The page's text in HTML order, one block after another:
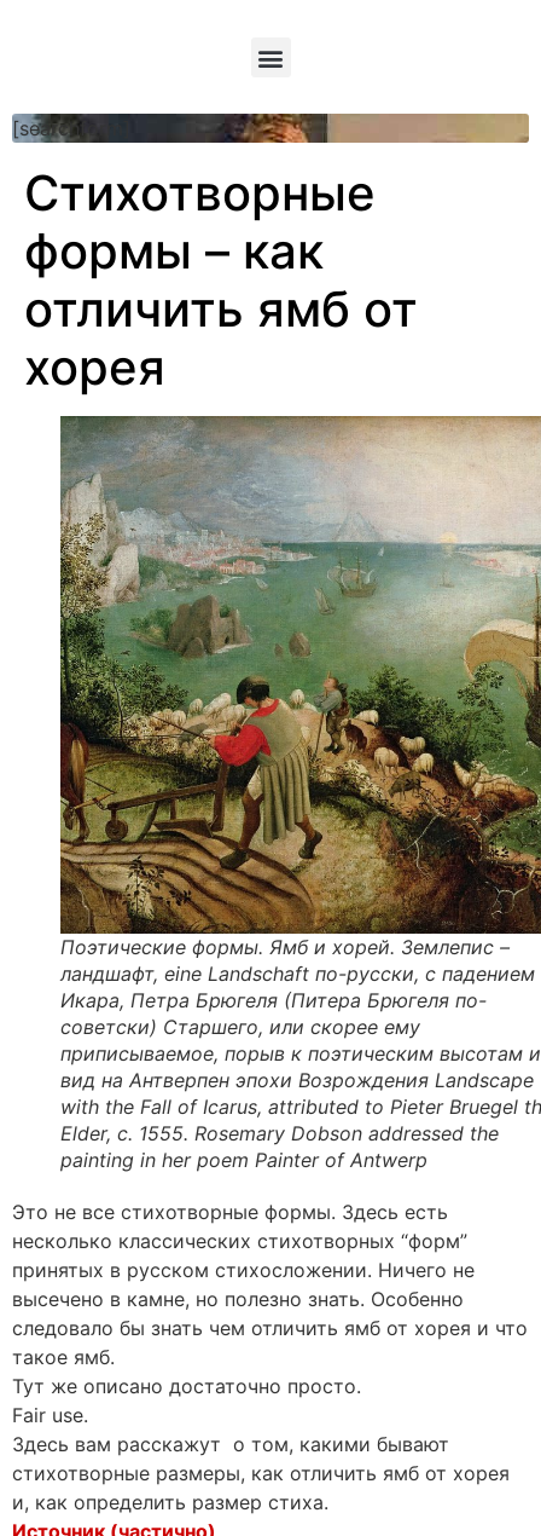
[searchform]
Стихотворные
формы – как
отличить ямб от
хорея
Поэтические формы. Ямб и хорей. Землепис –
ландшафт, eine Landschaft по-русски, с падением
Икара, Петра Брюгеля (Питера Брюгеля по-
советски) Старшего, или скорее ему
приписываемое, порыв к поэтическим высотам и
вид на Антверпен эпохи Возрождения Landscape
with the Fall of Icarus, attributed to Pieter Bruegel
Elder, c. 1555. Rosemary Dobson addressed the
painting in her poem Painter of Antwerp
Это не все стихотворные формы. Здесь есть
несколько классических стихотворных “форм”
принятых в русском стихосложении. Ничего не
высечено в камне, но полезно знать. Особенно
следовало бы знать чем отличить ямб от хорея и что
такое ямб.
Тут же описано достаточно просто.
Fair use.
Здесь вам расскажут о том, какими бывают
стихотворные размеры, как отличить ямб от хорея
и, как определить размер стиха.
Источник (частично)